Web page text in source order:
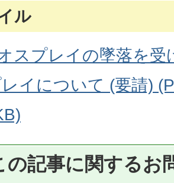
ル
スプレイの墜落を受
イについて (要請)
の記事に関するお